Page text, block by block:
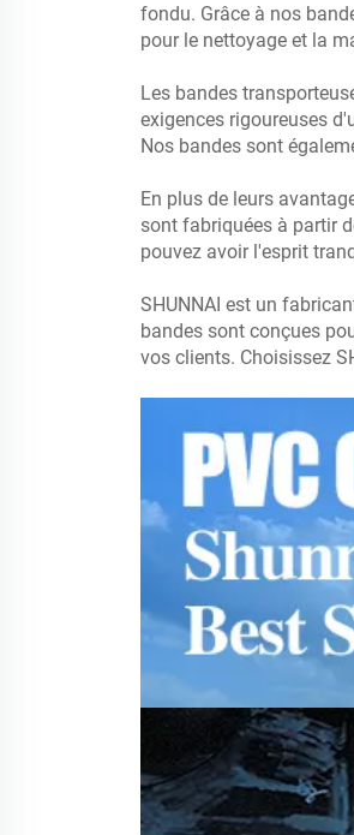
fondu. Grâce à nos
pour le nettoyage et la
Les bandes
exigences rigoureuses
Nos bandes sont
En plus de leurs
sont fabriquées à partir
pouvez avoir l'esprit
SHUNNAI est un
bandes sont conçues
vos clients. Choisissez